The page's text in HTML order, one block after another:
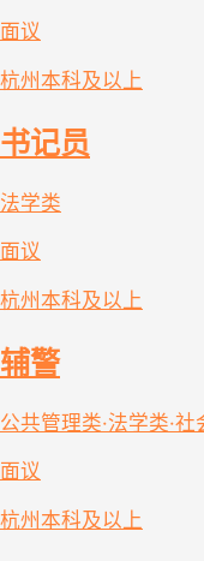
面议
杭州 本科及以上
书记员
法学类
面议
杭州 本科及以上
辅警
公共管理类·法学类·
面议
杭州 本科及以上